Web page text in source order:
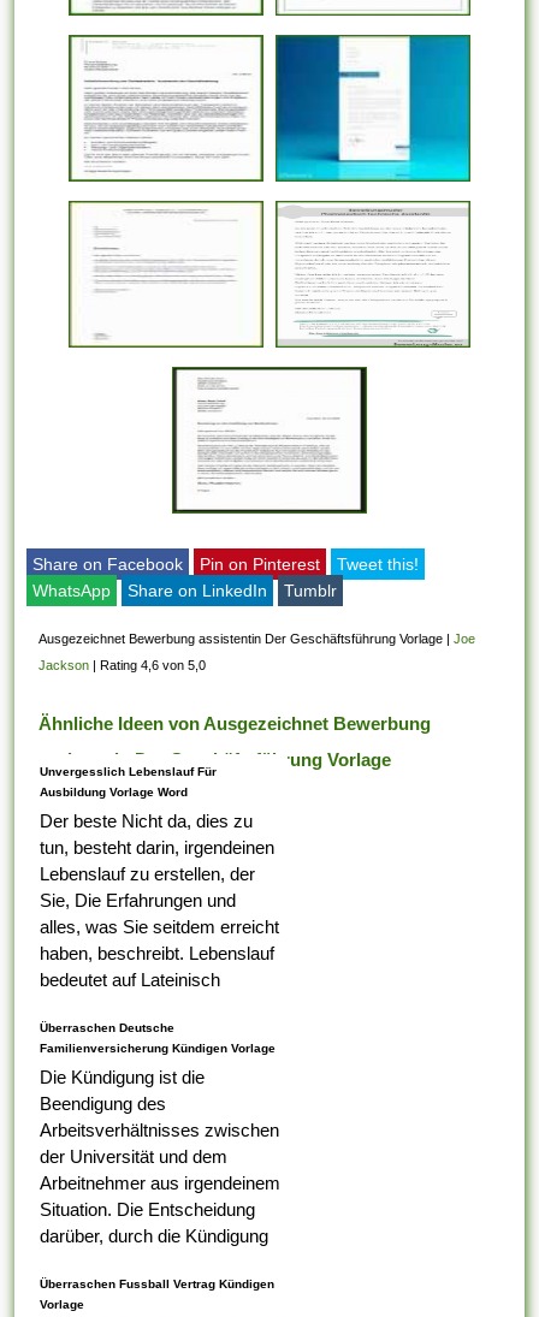
Share on Facebook Pin on Pinterest
Tweet this!
WhatsApp
Share on LinkedIn Tumblr
Ausgezeichnet Bewerbung assistentin Der Geschäftsführung Vorlage |Joe
Jackson
Rating 4,6 von 5,0
Ähnliche Ideen von Ausgezeichnet Bewerbung
assistentin Der Geschäftsführung Vorlage
Unvergesslich Lebenslauf Für
Ausbildung Vorlage Word
Der beste Nicht da, dies zu
tun, besteht darin, irgendeinen
Lebenslauf zu erstellen, der
Sie, Die Erfahrungen und
alles, was Sie seitdem erreicht
haben, beschreibt. Lebenslauf
bedeutet auf Lateinisch
Tabelle darauf ist,...
Überraschen Deutsche
Familienversicherung Kündigen Vorlage
Die Kündigung ist die
Beendigung des
Arbeitsverhältnisses zwischen
der Universität und dem
Arbeitnehmer aus irgendeinem
Situation. Die Entscheidung
darüber, durch die Kündigung
ungerecht ist , alternativ nicht,
Überraschen Fussball Vertrag Kündigen
Vorlage